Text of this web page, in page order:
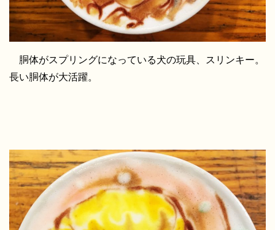
胴体がスプリングになっている犬の玩具、スリンキー。
長い胴体が大活躍。